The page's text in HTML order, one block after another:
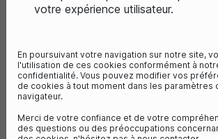
votre expérience utilisateur.
En poursuivant votre navigation sur notre site,
l'utilisation de ces cookies conformément à
confidentialité. Vous pouvez modifier vos
de cookies à tout moment dans les paramètres
navigateur.
Merci de votre confiance et de votre
des questions ou des préoccupations
RAYMON AIRRAY 12.0
VTT
410 Wh
50Nm
5 080,00 €
7 499,00 € - 32%